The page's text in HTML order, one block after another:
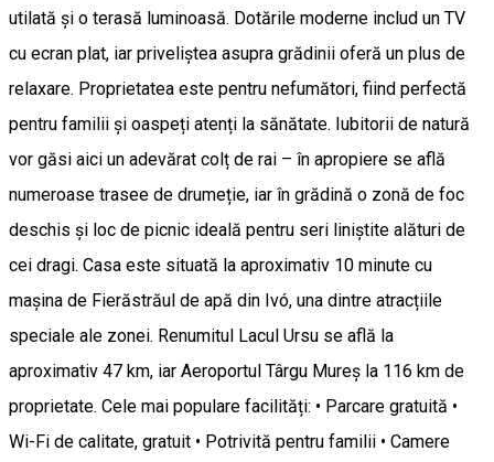
utilată și o terasă luminoasă. Dotările moderne includ un TV
cu ecran plat, iar priveliștea asupra grădinii oferă un plus de
relaxare. Proprietatea este pentru nefumători, fiind perfectă
pentru familii și oaspeți atenți la sănătate. Iubitorii de natură
vor găsi aici un adevărat colț de rai – în apropiere se află
numeroase trasee de drumeție, iar în grădină o zonă de foc
deschis și loc de picnic ideală pentru seri liniștite alături de
cei dragi. Casa este situată la aproximativ 10 minute cu
mașina de Fierăstrăul de apă din Ivó, una dintre atracțiile
speciale ale zonei. Renumitul Lacul Ursu se află la
aproximativ 47 km, iar Aeroportul Târgu Mureș la 116 km de
proprietate. Cele mai populare facilități: • Parcare gratuită •
Wi-Fi de calitate, gratuit • Potrivită pentru familii • Camere